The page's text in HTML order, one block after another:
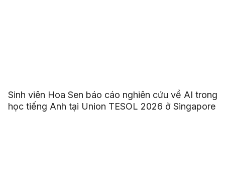
Sinh viên Hoa Sen báo cáo nghiên cứu về AI trong
học tiếng Anh tại Union TESOL 2026 ở Singapore